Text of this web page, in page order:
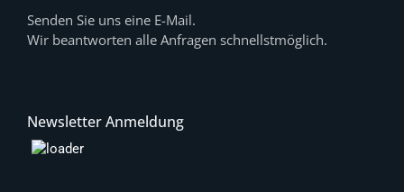
Senden Sie uns eine E-Mail.
Wir beantworten alle Anfragen schnellstmöglich.
Newsletter Anmeldung